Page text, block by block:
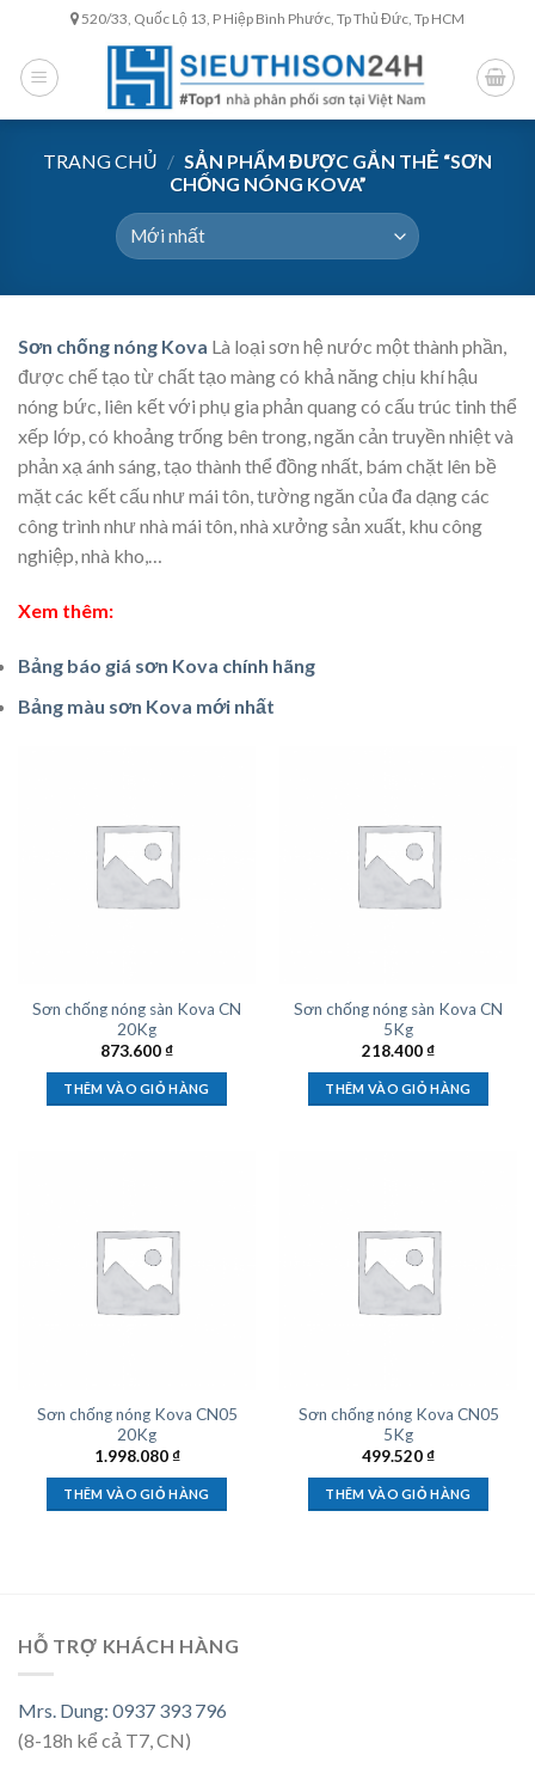
content
520/33, Quốc Lộ 13, P Hiệp Bình Phước, Tp Thủ Đức, Tp HCM
TRANG CHỦ / SẢN PHẨM ĐƯỢC GẮN THẺ “SƠN
CHỐNG NÓNG KOVA”
Sơn chống nóng Kova Là loại sơn hệ nước một thành phần,
được chế tạo từ chất tạo màng có khả năng chịu khí hậu
nóng bức, liên kết với phụ gia phản quang có cấu trúc tinh thể
xếp lớp, có khoảng trống bên trong, ngăn cản truyền nhiệt và
phản xạ ánh sáng, tạo thành thể đồng nhất, bám chặt lên bề
mặt các kết cấu như mái tôn, tường ngăn của đa dạng các
công trình như nhà mái tôn, nhà xưởng sản xuất, khu công
nghiệp, nhà kho,…
Xem thêm:
Bảng báo giá sơn Kova chính hãng
Bảng màu sơn Kova mới nhất
Sơn chống nóng sàn Kova CN
20Kg
873.600₫
THÊM VÀO GIỎ HÀNG
Sơn chống nóng sàn Kova CN
5Kg
218.400₫
THÊM VÀO GIỎ HÀNG
Sơn chống nóng Kova CN05
20Kg
1.998.080₫
THÊM VÀO GIỎ HÀNG
Sơn chống nóng Kova CN05
5Kg
499.520₫
THÊM VÀO GIỎ HÀNG
HỖ TRỢ KHÁCH HÀNG
Mrs. Dung: 0937 393 796
(8-18h kể cả T7, CN)